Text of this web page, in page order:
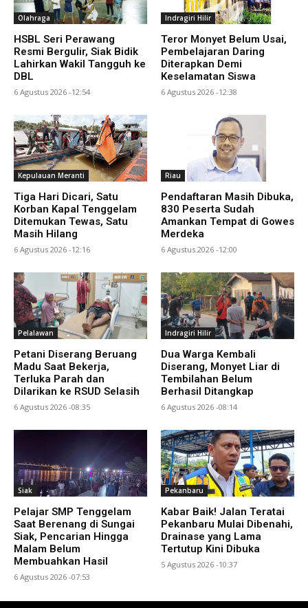
Olahraga
HSBL Seri Perawang
Resmi Bergulir, Siak Bidik
Lahirkan Wakil Tangguh ke
DBL
6 Agustus 2026 -12:54
Indragiri Hilir
Teror Monyet Belum Usai,
Pembelajaran Daring
Diterapkan Demi
Keselamatan Siswa
6 Agustus 2026 -12:38
Kepulauan Meranti
Tiga Hari Dicari, Satu
Korban Kapal Tenggelam
Ditemukan Tewas, Satu
Masih Hilang
6 Agustus 2026 -12:16
Riau
Pendaftaran Masih Dibuka,
830 Peserta Sudah
Amankan Tempat di Gowes
Merdeka
6 Agustus 2026 -12:00
Pelalawan
Petani Diserang Beruang
Madu Saat Bekerja,
Terluka Parah dan
Dilarikan ke RSUD Selasih
6 Agustus 2026 -08:35
Indragiri Hilir
Dua Warga Kembali
Diserang, Monyet Liar di
Tembilahan Belum
Berhasil Ditangkap
6 Agustus 2026 -08:14
Siak
Pelajar SMP Tenggelam
Saat Berenang di Sungai
Siak, Pencarian Hingga
Malam Belum
Membuahkan Hasil
6 Agustus 2026 -07:53
Pekanbaru
Kabar Baik! Jalan Teratai
Pekanbaru Mulai Dibenahi,
Drainase yang Lama
Tertutup Kini Dibuka
5 Agustus 2026 -10:37